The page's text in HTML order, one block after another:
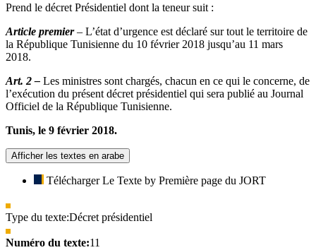
Prend le décret Présidentiel dont la teneur suit :
Article premier– L’état d’urgence est déclaré sur tout le territoire de
la République Tunisienne du 10 février 2018 jusqu’au 11 mars
2018.
Art. 2 – Les ministres sont chargés, chacun en ce qui le concerne, de
l’exécution du présent décret présidentiel qui sera publié au Journal
Officiel de la République Tunisienne.
Tunis, le 9 février 2018.
Afficher les textes en arabe
Télécharger Le Texte by Première page du JORT
Type du texte:Décret présidentiel
Numéro du texte:11